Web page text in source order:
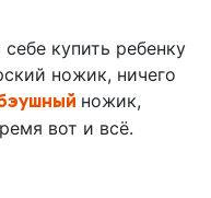
купить ребенку
ножик, ничего
ножик,
вот и всё.